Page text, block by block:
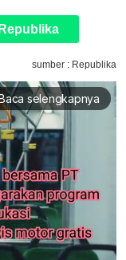
sumber : Republika
selengkapnya